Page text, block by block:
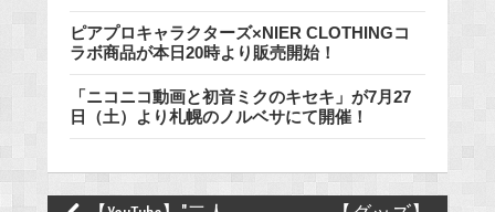
ピアプロキャラクターズ×NIER CLOTHINGコ
ラボ商品が本日20時より販売開始！
「ニコニコ動画と初音ミクのキセキ」が7月27
日（土）より札幌のノルベサにて開催！